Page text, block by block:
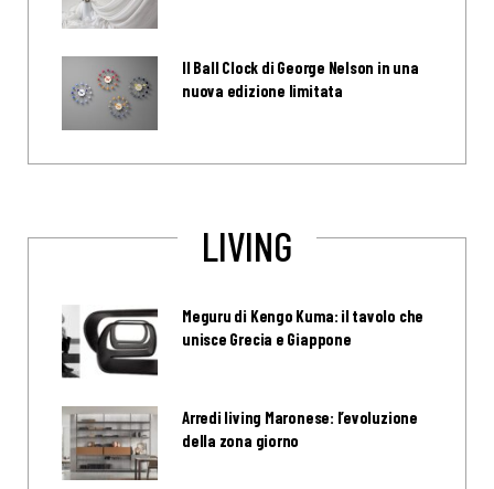
Il Ball Clock di George Nelson in una
nuova edizione limitata
LIVING
Meguru di Kengo Kuma: il tavolo che
unisce Grecia e Giappone
Arredi living Maronese: l’evoluzione
della zona giorno